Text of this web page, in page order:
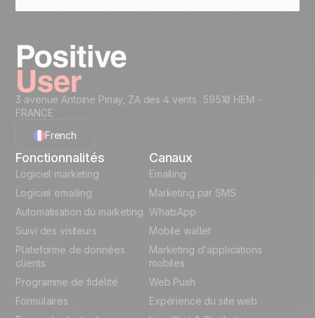
3 avenue Antoine Pinay, ZA des 4 vents 59510 HEM -
FRANCE
French
English
German
Italian
Fonctionnalités
Logiciel marketing
Logiciel emailing
Automatisation du marketing
Suivi des visiteurs
Plateforme de données
clients
Programme de fidélité
Formulaires
Canaux
Emailing
Marketing par SMS
WhatsApp
Mobile wallet
Marketing d'applications
mobiles
Web Push
Expérience du site web